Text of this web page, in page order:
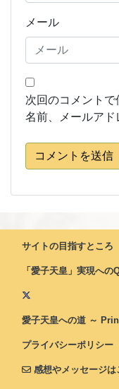
メール
次回のコメント
名前、メールアド
コメントを送信
サイトの目指すところ
「愛子天皇」実現への
愛子天皇への道 ～
プライバシーポリシー
感想やメッセージ